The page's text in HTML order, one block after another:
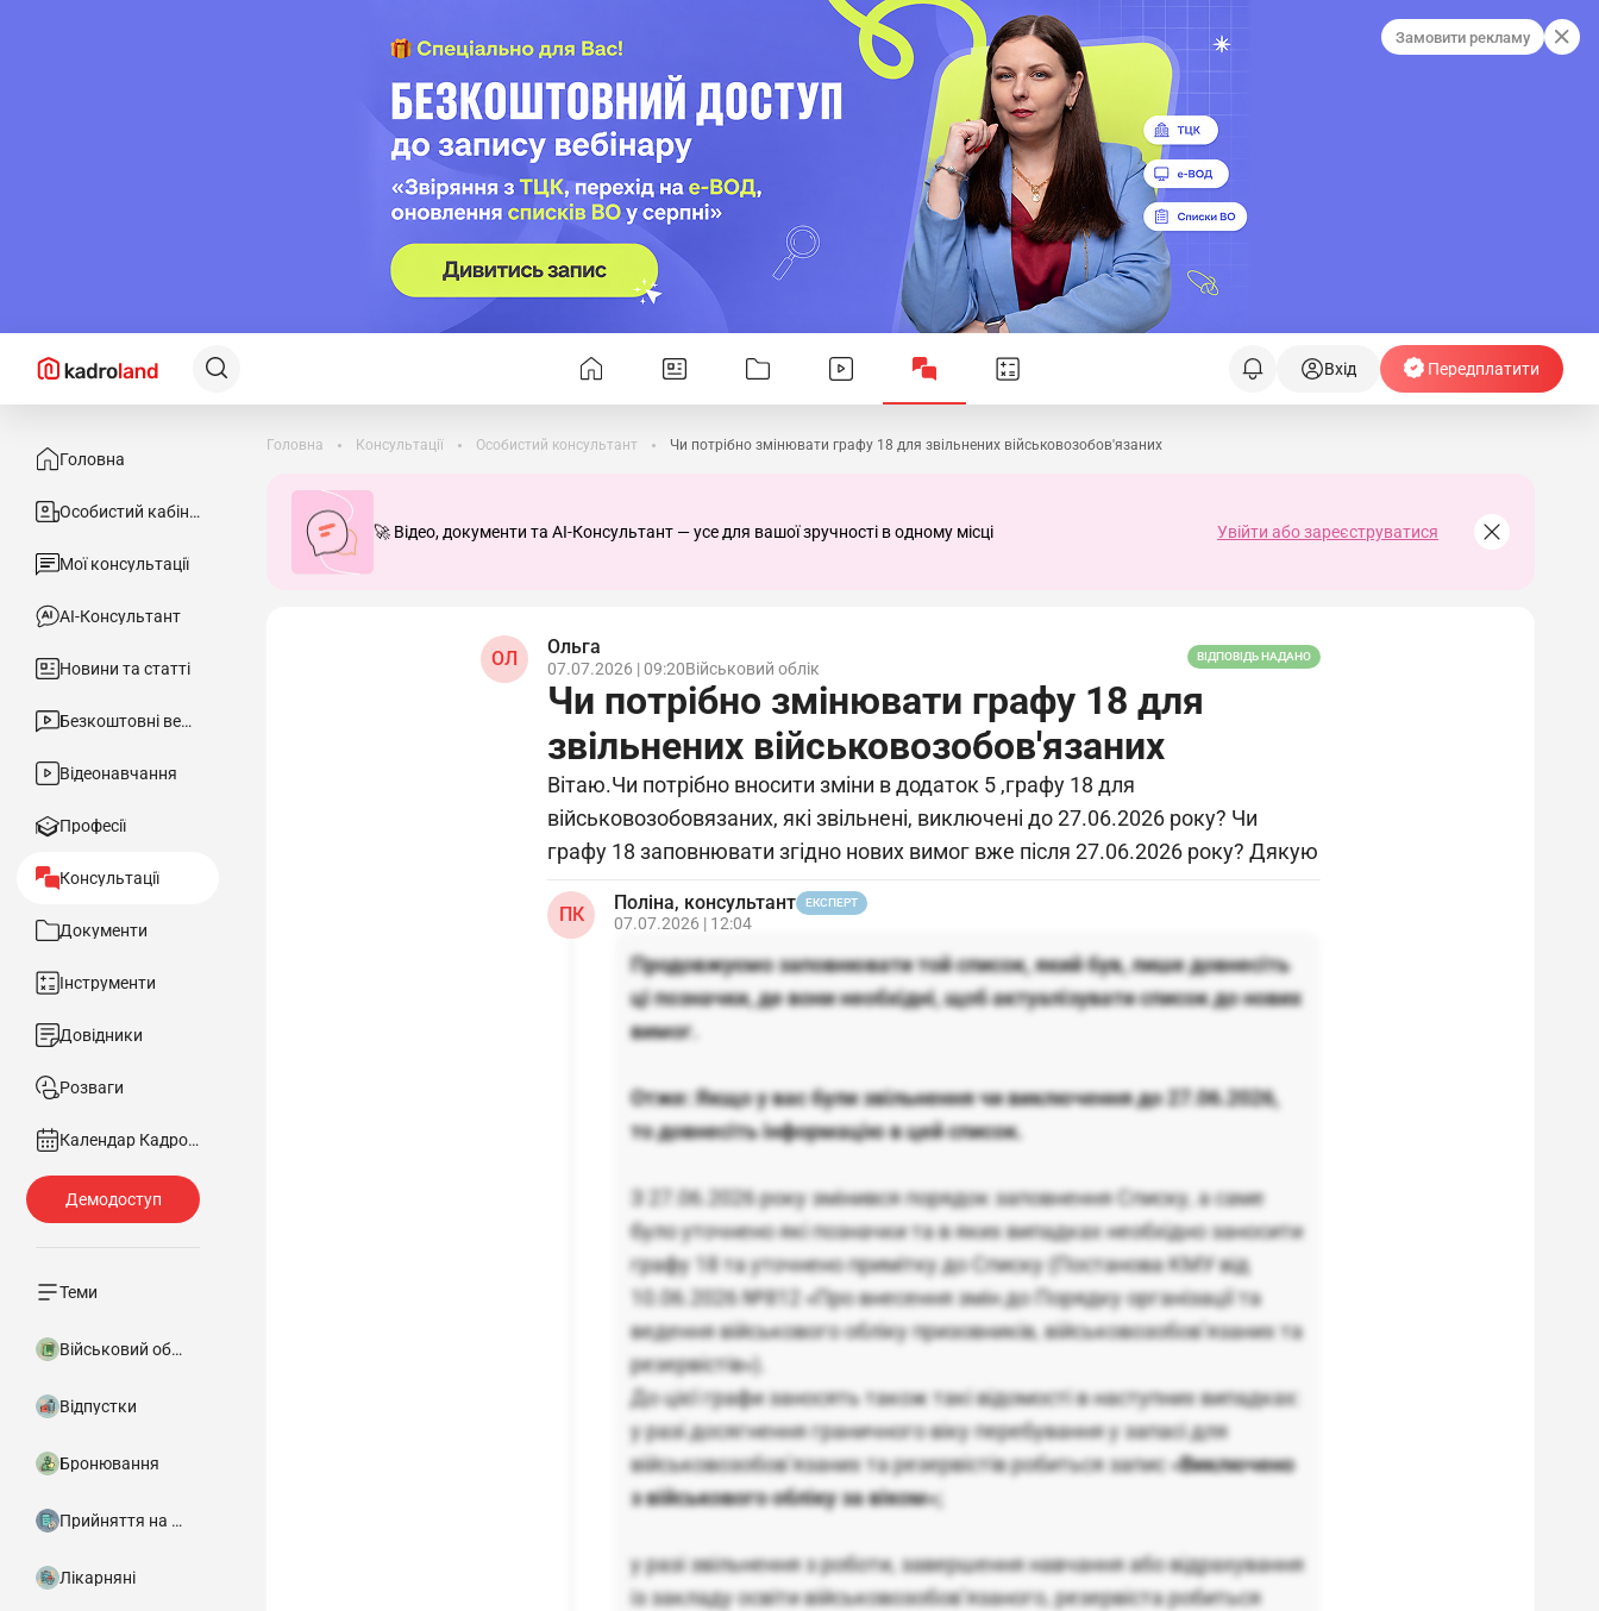
Замовити рекламу
Вхід Передплатити
Головна
Особистий кабінет
Мої консультації
АІ-Консультант
Новини та статті
Безкоштовні вебінари
Відеонавчання
Професії
Консультації
Документи
Інструменти
Довідники
Розваги
Календар Кадровика
Теми
Військовий облік
Відпустки
Бронювання
Прийняття на роботу
Лікарняні
Головна Консультації Особистий консультант Чи потрібно змінювати графу 18 для звільнених військовозобов'язаних
🚀 Відео, документи та AI-Консультант — усе для вашої зручності в одному місці Увійти або зареєструватися
ОЛ
Ольга
07.07.2026 | 09:20Військовий облік
ВІДПОВІДЬ НАДАНО
Чи потрібно змінювати графу 18 для
звільнених військовозобов'язаних
Вітаю.Чи потрібно вносити зміни в додаток 5 ,графу 18 для
військовозобовязаних, які звільнені, виключені до 27.06.2026 року? Чи
графу 18 заповнювати згідно нових вимог вже після 27.06.2026 року? Дякую
ПК
Поліна, консультант ЕКСПЕРТ
07.07.2026 | 12:04
Продовжуємо заповнювати той список, який був, лише довнесіть
ці позначки, де вони необхідні, щоб актуалізувати список до нових
вимог.
Отже: Якщо у вас були звільнення чи виключення до 27.06.2026,
то довнесіть інформацію в цей список.
З 27.06.2026 року змінився порядок заповнення Списку, а саме
було уточнено які позначки та в яких випадках необхідно заносити
графу 18 та уточнено примітку до Списку (Постанова КМУ від
10.06.2026 №812 «Про внесення змін до Порядку організації та
ведення військового обліку призовників, військовозобов’язаних та
резервістів»).
До цієї графи заносять також такі відомості в наступних випадках:
у разі досягнення граничного віку перебування у запасі для
військовозобов’язаних та резервістів робиться запис «Виключено
з військового обліку за віком»;
у разі звільнення з роботи, завершення навчання або відрахування
із закладу освіти військовозобов’язаного, резервіста робиться